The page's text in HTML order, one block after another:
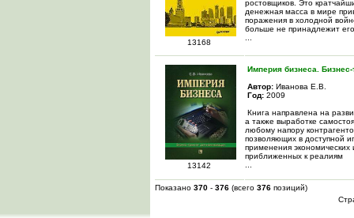
13168
ростовщиков. Это
денежная масса в мире
поражения в холодной
больше не принадлежит
13142
Империя бизнеса.
Автор: Иванова Е.В.
Год: 2009
Книга направлена на
а также выработке
любому напору
позволяющих в доступной
применения
приближенных к реалиям
Показано 370 - 376 (всего 376 позиций)